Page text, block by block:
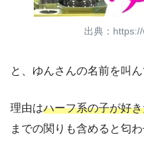
出典：
と、ゆんさんの名前を叫ん
理由はハーフ系の子が好
までの関りも含めると匂